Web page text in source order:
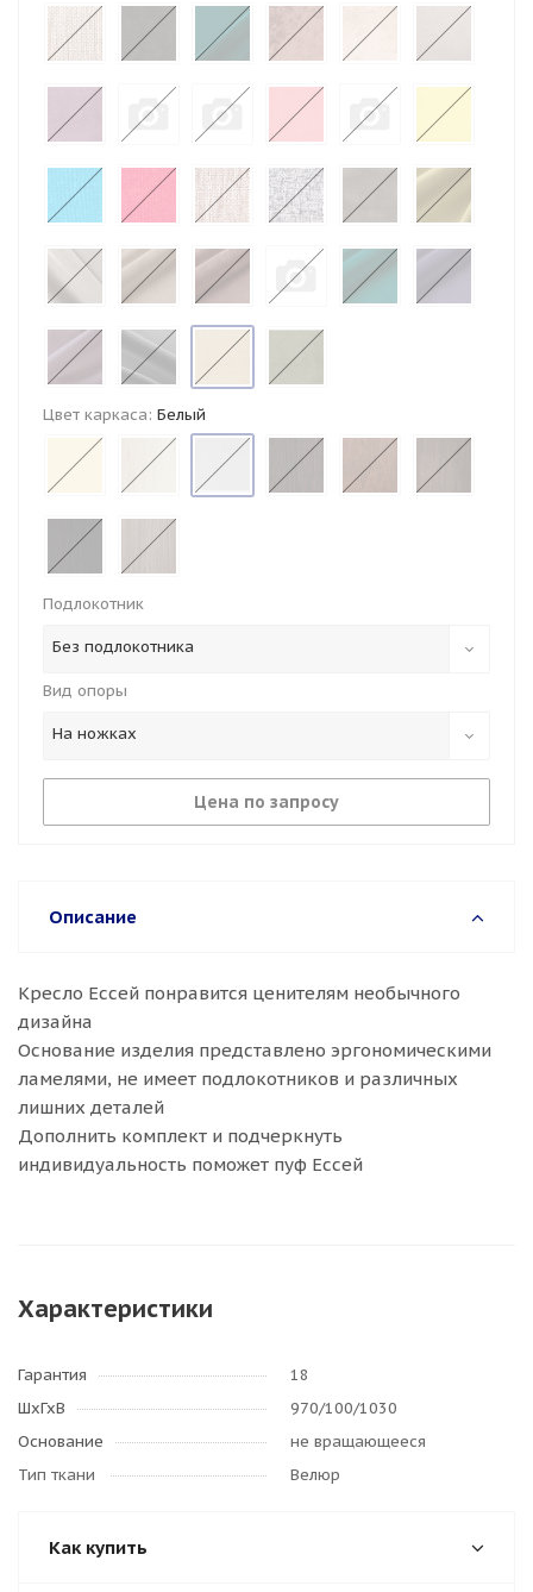
Цвет каркаса: Белый
Подлокотник
Без подлокотника
Вид опоры
На ножках
Цена по запросу
Описание
Кресло Ессей понравится ценителям необычного
дизайна
Основание изделия представлено эргономическими
ламелями, не имеет подлокотников и различных
лишних деталей
Дополнить комплект и подчеркнуть
индивидуальность поможет пуф Ессей
Характеристики
Гарантия
18
ШхГхВ
970/100/1030
Основание
не вращающееся
Тип ткани
Велюр
Как купить